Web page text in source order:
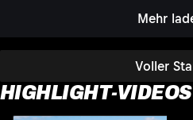
Voller
Mehr
HIGHLIGHT-VIDEOS